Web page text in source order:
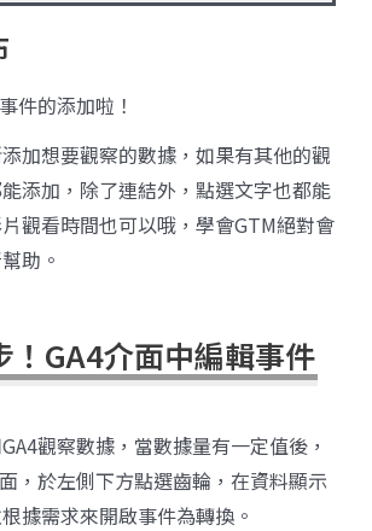
件的添加啦！
加想要觀察的數據，如果有其他的觀
添加，除了連結外，點選文字也都能
觀看時間也可以哦，學會GTM絕對會
助。
！GA4介面中編輯事件
觀察數據，當數據量有一定值後，
，於左側下方點選齒輪，在資料顯示
據需求來開啟事件為轉換。